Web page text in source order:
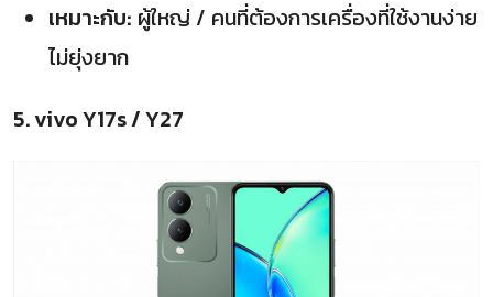
เหมาะกับ: ผู้ใหญ่ / คนที่ต้องการเครื่องที่ใช้งานง่าย
ไม่ยุ่งยาก
5. vivo Y17s / Y27